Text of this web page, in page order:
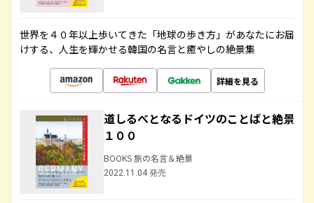
世界を４０年以上歩いてきた「地球の歩き方」があなたにお届
けする、人生を輝かせる韓国の名言と癒やしの絶景集
詳細を見る
道しるべとなるドイツのことばと絶景
１００
BOOKS 旅の名言＆絶景
2022.11.04 発売